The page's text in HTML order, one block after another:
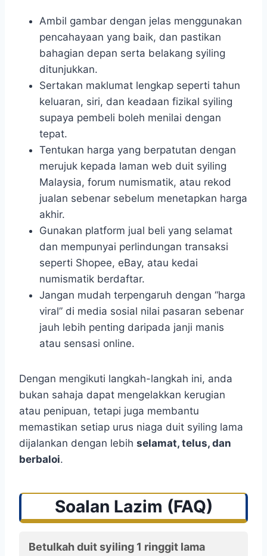
Ambil gambar dengan jelas menggunakan
pencahayaan yang baik, dan pastikan
bahagian depan serta belakang syiling
ditunjukkan.
Sertakan maklumat lengkap seperti tahun
keluaran, siri, dan keadaan fizikal syiling
supaya pembeli boleh menilai dengan
tepat.
Tentukan harga yang berpatutan dengan
merujuk kepada laman web duit syiling
Malaysia, forum numismatik, atau rekod
jualan sebenar sebelum menetapkan harga
akhir.
Gunakan platform jual beli yang selamat
dan mempunyai perlindungan transaksi
seperti Shopee, eBay, atau kedai
numismatik berdaftar.
Jangan mudah terpengaruh dengan “harga
viral” di media sosial nilai pasaran sebenar
jauh lebih penting daripada janji manis
atau sensasi online.
Dengan mengikuti langkah-langkah ini, anda
bukan sahaja dapat mengelakkan kerugian
atau penipuan, tetapi juga membantu
memastikan setiap urus niaga duit syiling lama
dijalankan dengan lebih selamat, telus, dan
berbaloi.
Soalan Lazim (FAQ)
Betulkah duit syiling 1 ringgit lama